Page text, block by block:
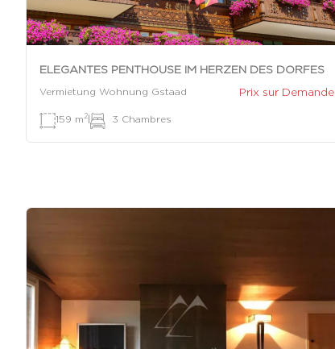
ELEGANTES PENTHOUSE IM HERZEN DES DORFES
Vermietung Wohnung Gstaad Prix sur Demande
159 m 2| 3 Chambres